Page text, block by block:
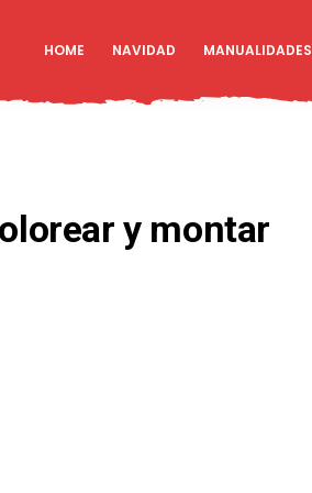
HOME NAVIDAD MANUALIDADES
y montar